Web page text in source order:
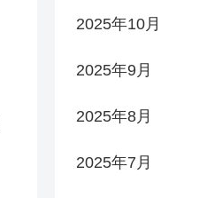
2025年10月
2025年9月
2025年8月
2025年7月